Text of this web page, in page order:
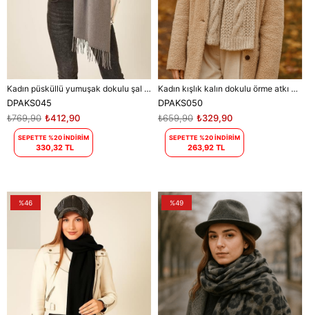
Kadın püsküllü yumuşak dokulu şal DPAKS045
DPAKS045
₺412,90
₺769,90
SEPETTE %20 İNDİRİM
330,32 TL
Kadın kışlık kalın dokulu örme atkı DPAKS050
DPAKS050
₺329,90
₺659,90
SEPETTE %20 İNDİRİM
263,92 TL
%46 %49